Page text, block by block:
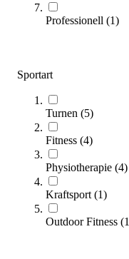
Professionell (1)
Sportart
Turnen (5)
Fitness (4)
Physiotherapie (4)
Kraftsport (1)
Outdoor Fitness (1
Zum Produkt
Längere Lieferzeit